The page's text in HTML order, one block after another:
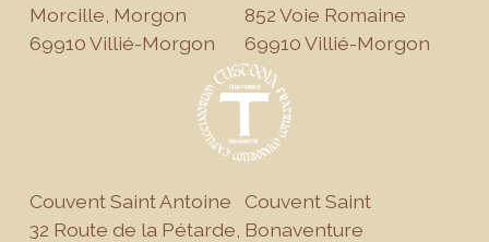
Morcille, Morgon
69910 Villié-Morgon
852 Voie Romaine
69910 Villié-Morgon
Couvent Saint Antoine
32 Route de la Pétarde,
Couvent Saint
Bonaventure